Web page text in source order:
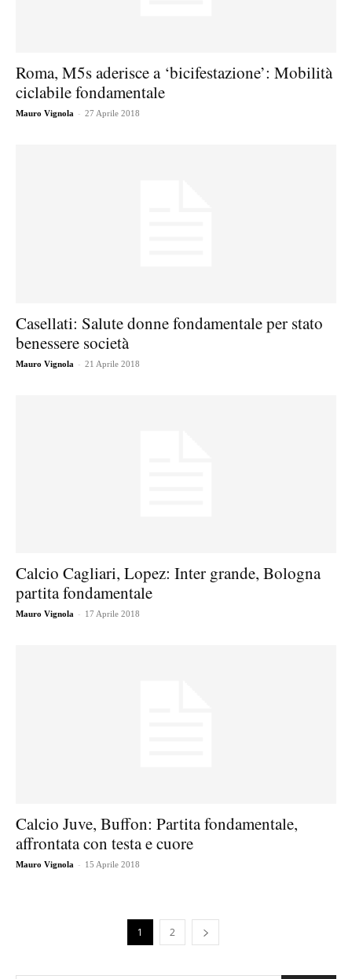
Roma, M5s aderisce a ‘bicifestazione’: Mobilità
ciclabile fondamentale
Mauro Vignola - 27 Aprile 2018
Casellati: Salute donne fondamentale per stato
benessere società
Mauro Vignola - 21 Aprile 2018
Calcio Cagliari, Lopez: Inter grande, Bologna
partita fondamentale
Mauro Vignola - 17 Aprile 2018
Calcio Juve, Buffon: Partita fondamentale,
affrontata con testa e cuore
Mauro Vignola - 15 Aprile 2018
1 2